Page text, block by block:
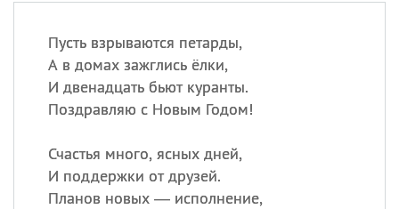
Пусть взрываются петарды,
А в домах зажглись ёлки,
И двенадцать бьют куранты.
Поздравляю с Новым Годом!
Счастья много, ясных дней,
И поддержки от друзей.
Планов новых — исполнение,